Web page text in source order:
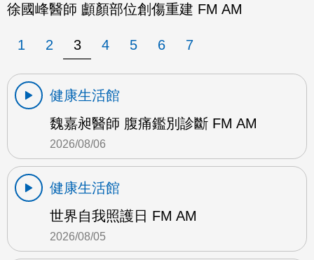
徐國峰醫師 顱顏部位創傷重建 FM AM
1 2 3 4 5 6 7
健康生活館
魏嘉昶醫師 腹痛鑑別診斷 FM AM
2026/08/06
健康生活館
世界自我照護日 FM AM
2026/08/05